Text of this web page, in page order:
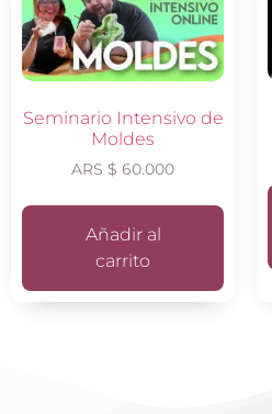
Seminario Intensivo de
Moldes
ARS $ 60.000
Añadir al
carrito